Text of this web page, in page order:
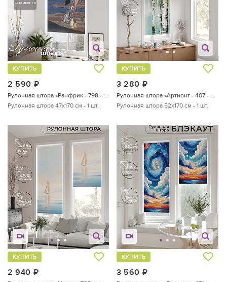
2 590
КУПИТЬ
Рулонная штора 47х170 см - 1 шт.
3 280
КУПИТЬ
Рулонная штора 52х170 см - 1 шт.
2 940
КУПИТЬ
3 560
КУПИТЬ